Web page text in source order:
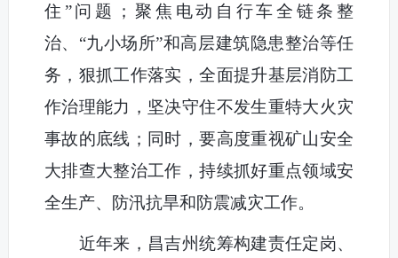
住”问题；聚焦电动自行车全链条整
治、“九小场所”和高层建筑隐患整治等任
务，狠抓工作落实，全面提升基层消防工
作治理能力，坚决守住不发生重特大火灾
事故的底线；同时，要高度重视矿山安全
大排查大整治工作，持续抓好重点领域安
全生产、防汛抗旱和防震减灾工作。
近年来，昌吉州统筹构建责任定岗、